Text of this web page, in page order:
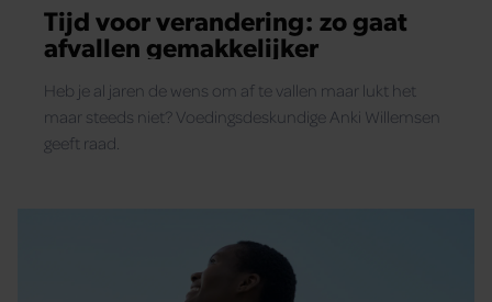
Tijd voor verandering: zo gaat
afvallen gemakkelijker
Heb je al jaren de wens om af te vallen maar lukt het
maar steeds niet? Voedingsdeskundige Anki Willemsen
geeft raad.